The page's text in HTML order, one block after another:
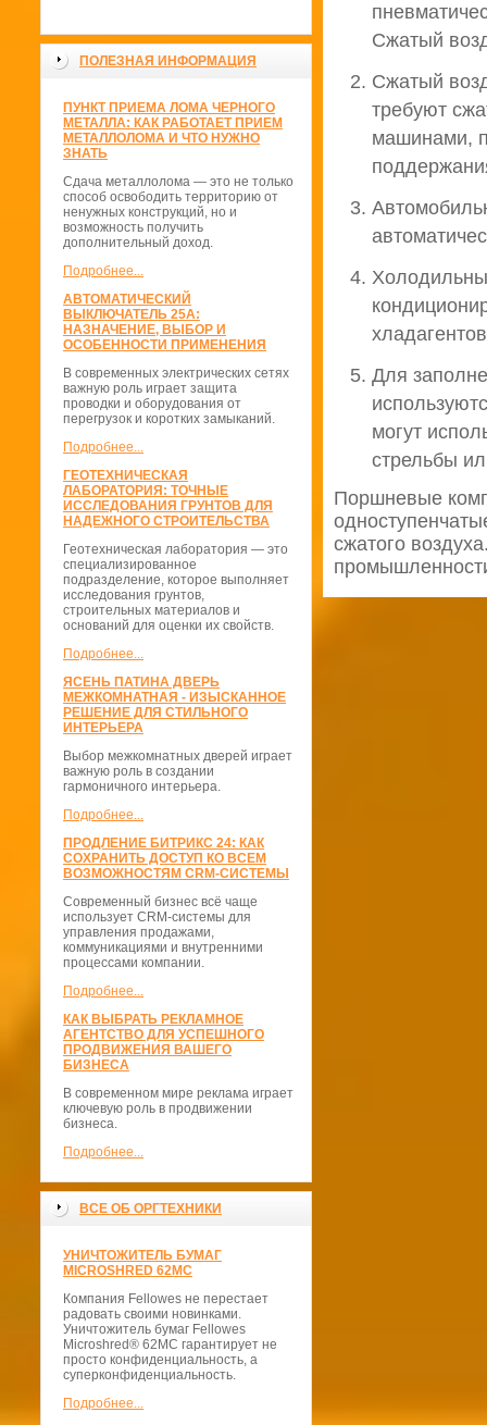
ПОЛЕЗНАЯ ИНФОРМАЦИЯ
ПУНКТ ПРИЕМА ЛОМА ЧЕРНОГО
МЕТАЛЛА: КАК РАБОТАЕТ ПРИЕМ
МЕТАЛЛОЛОМА И ЧТО НУЖНО
ЗНАТЬ
Сдача металлолома — это не только
способ освободить территорию от
ненужных конструкций, но и
возможность получить
дополнительный доход.
Подробнее...
АВТОМАТИЧЕСКИЙ
ВЫКЛЮЧАТЕЛЬ 25А:
НАЗНАЧЕНИЕ, ВЫБОР И
ОСОБЕННОСТИ ПРИМЕНЕНИЯ
В современных электрических сетях
важную роль играет защита
проводки и оборудования от
перегрузок и коротких замыканий.
Подробнее...
ГЕОТЕХНИЧЕСКАЯ
ЛАБОРАТОРИЯ: ТОЧНЫЕ
ИССЛЕДОВАНИЯ ГРУНТОВ ДЛЯ
НАДЕЖНОГО СТРОИТЕЛЬСТВА
Геотехническая лаборатория — это
специализированное
подразделение, которое выполняет
исследования грунтов,
строительных материалов и
оснований для оценки их свойств.
Подробнее...
ЯСЕНЬ ПАТИНА ДВЕРЬ
МЕЖКОМНАТНАЯ - ИЗЫСКАННОЕ
РЕШЕНИЕ ДЛЯ СТИЛЬНОГО
ИНТЕРЬЕРА
Выбор межкомнатных дверей играет
важную роль в создании
гармоничного интерьера.
Подробнее...
ПРОДЛЕНИЕ БИТРИКС 24: КАК
СОХРАНИТЬ ДОСТУП КО ВСЕМ
ВОЗМОЖНОСТЯМ CRM-СИСТЕМЫ
Современный бизнес всё чаще
использует CRM-системы для
управления продажами,
коммуникациями и внутренними
процессами компании.
Подробнее...
КАК ВЫБРАТЬ РЕКЛАМНОЕ
АГЕНТСТВО ДЛЯ УСПЕШНОГО
ПРОДВИЖЕНИЯ ВАШЕГО
БИЗНЕСА
В современном мире реклама играет
ключевую роль в продвижении
бизнеса.
Подробнее...
ВСЕ ОБ ОРГТЕХНИКИ
УНИЧТОЖИТЕЛЬ БУМАГ
MICROSHRED 62MС
Компания Fellowes не перестает
радовать своими новинками.
Уничтожитель бумаг Fellowes
Microshred® 62MС гарантирует не
просто конфиденциальность, а
суперконфиденциальность.
Подробнее...
Сжатый
Сжатый
требуют
машинами,
Для
могут
стрельбы
Поршневые
сжатого